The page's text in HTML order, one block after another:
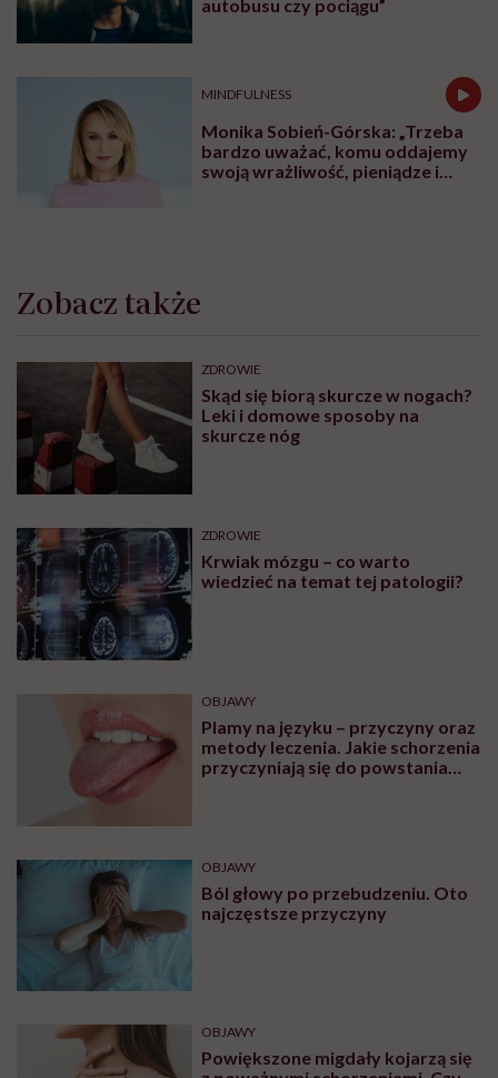
autobusu czy pociągu”
MINDFULNESS
Monika Sobień-Górska: „Trzeba
bardzo uważać, komu oddajemy
swoją wrażliwość, pieniądze i
Zobacz także
ZDROWIE
Skąd się biorą skurcze w nogach?
Leki i domowe sposoby na
skurcze nóg
ZDROWIE
Krwiak mózgu – co warto
wiedzieć na temat tej patologii?
OBJAWY
Plamy na języku – przyczyny oraz
metody leczenia. Jakie schorzenia
przyczyniają się do powstania
OBJAWY
Ból głowy po przebudzeniu. Oto
najczęstsze przyczyny
OBJAWY
Powiększone migdały kojarzą się